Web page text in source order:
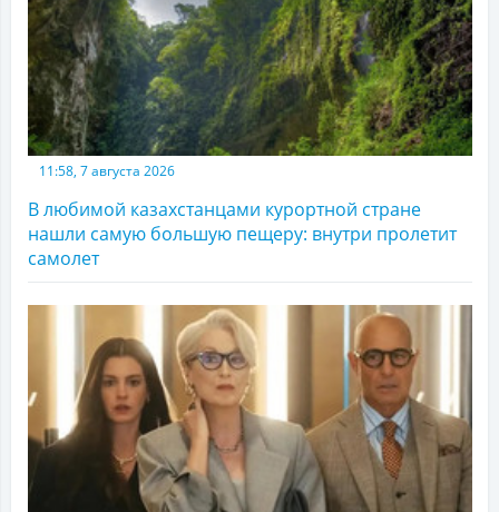
11:58, 7 августа 2026
В любимой казахстанцами курортной стране
нашли самую большую пещеру: внутри пролетит
самолет